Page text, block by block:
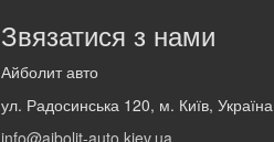
Звязатися з нами
Айболит авто
ул. Радосинська 120, м. Київ, Україна
info@aibolit-auto.kiev.ua